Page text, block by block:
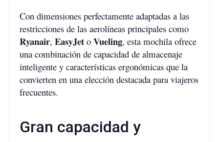
Con dimensiones perfectamente adaptadas a las
restricciones de las aerolíneas principales como
Ryanair, EasyJet o Vueling, esta mochila ofrece
una combinación de capacidad de almacenaje
inteligente y características ergonómicas que la
convierten en una elección destacada para viajeros
frecuentes.
Gran capacidad y